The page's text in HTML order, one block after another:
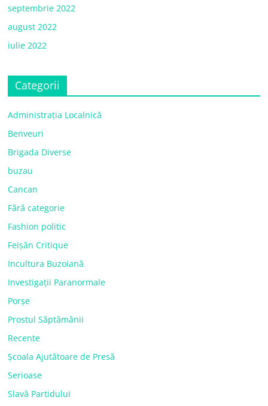
septembrie 2022
august 2022
iulie 2022
Categorii
Administrația Localnică
Benveuri
Brigada Diverse
buzau
Cancan
Fără categorie
Fashion politic
Feișăn Critique
Incultura Buzoiană
Investigații Paranormale
Porșe
Prostul Săptămânii
Recente
Școala Ajutătoare de Presă
Serioase
Slavă Partidului